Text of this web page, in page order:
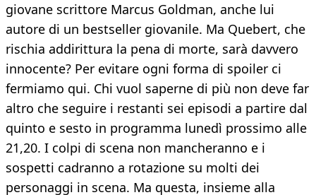
giovane scrittore Marcus Goldman, anche lui
autore di un bestseller giovanile. Ma Quebert, che
rischia addirittura la pena di morte, sarà davvero
innocente? Per evitare ogni forma di spoiler ci
fermiamo qui. Chi vuol saperne di più non deve far
altro che seguire i restanti sei episodi a partire dal
quinto e sesto in programma lunedì prossimo alle
21,20. I colpi di scena non mancheranno e i
sospetti cadranno a rotazione su molti dei
personaggi in scena. Ma questa, insieme alla